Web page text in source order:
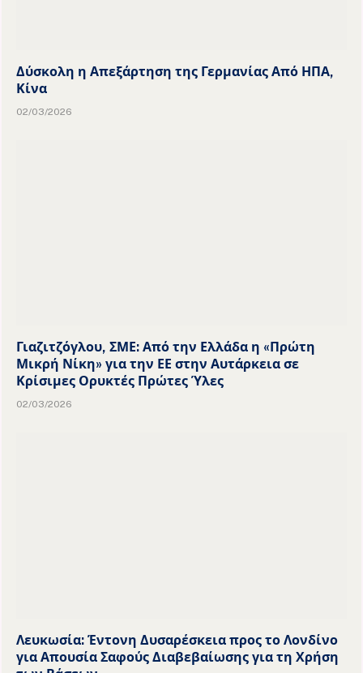
Δύσκολη η Απεξάρτηση της Γερμανίας Από ΗΠΑ,
Κίνα
02/03/2026
Γιαζιτζόγλου, ΣΜΕ: Από την Ελλάδα η «Πρώτη
Μικρή Νίκη» για την ΕΕ στην Αυτάρκεια σε
Κρίσιμες Ορυκτές Πρώτες Ύλες
02/03/2026
Λευκωσία: Έντονη Δυσαρέσκεια προς το Λονδίνο
για Απουσία Σαφούς Διαβεβαίωσης για τη Χρήση